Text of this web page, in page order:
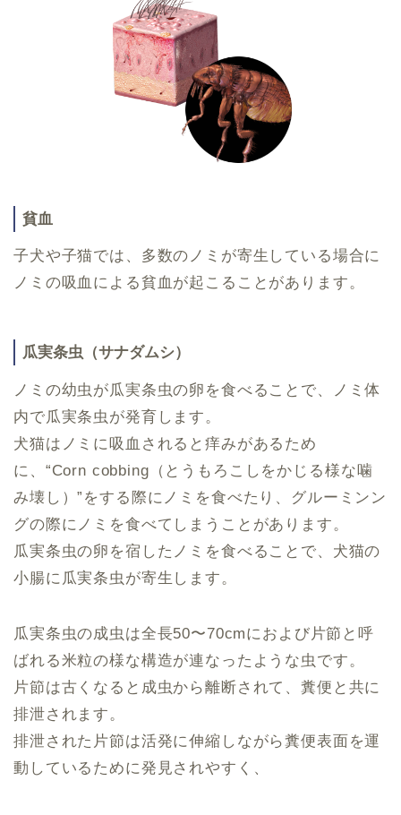
貧血
子犬や子猫では、多数のノミが寄生している場合に
ノミの吸血による貧血が起こることがあります。
瓜実条虫（サナダムシ）
ノミの幼虫が瓜実条虫の卵を食べることで、ノミ体
内で瓜実条虫が発育します。
犬猫はノミに吸血されると痒みがあるため
に、“Corn cobbing（とうもろこしをかじる様な噛
み壊し）”をする際にノミを食べたり、グルーミンン
グの際にノミを食べてしまうことがあります。
瓜実条虫の卵を宿したノミを食べることで、犬猫の
小腸に瓜実条虫が寄生します。
瓜実条虫の成虫は全長50〜70cmにおよび片節と呼
ばれる米粒の様な構造が連なったような虫です。
片節は古くなると成虫から離断されて、糞便と共に
排泄されます。
排泄された片節は活発に伸縮しながら糞便表面を運
動しているために発見されやすく、